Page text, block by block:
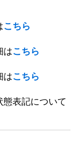
こちら
はこちら
はこちら
表記について